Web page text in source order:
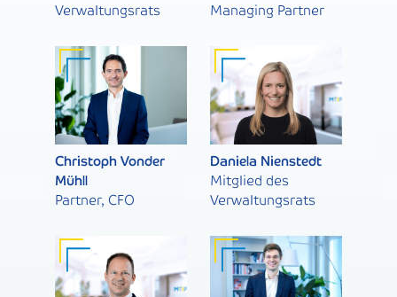
Verwaltungsrats
Managing Partner
Christoph Vonder
Mühll
Partner, CFO
Daniela Nienstedt
Mitglied des
Verwaltungsrats